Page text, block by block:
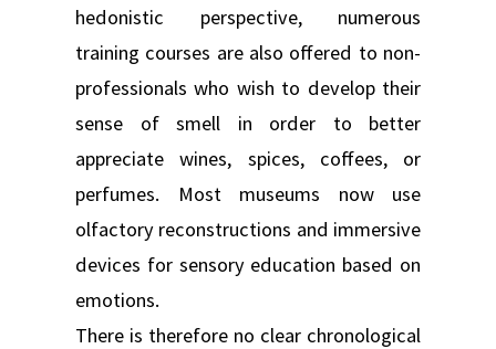
hedonistic perspective, numerous
training courses are also offered to non-
professionals who wish to develop their
sense of smell in order to better
appreciate wines, spices, coffees, or
perfumes. Most museums now use
olfactory reconstructions and immersive
devices for sensory education based on
emotions.
There is therefore no clear chronological